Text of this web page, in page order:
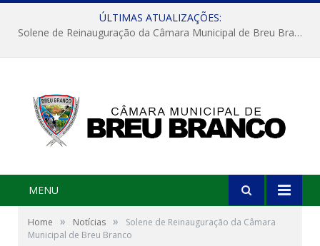
ÚLTIMAS ATUALIZAÇÕES:
Solene de Reinauguração da Câmara Municipal de Breu Branco
MENU
Home » Notícias »
Solene de Reinauguração da Câmara
Municipal de Breu Branco